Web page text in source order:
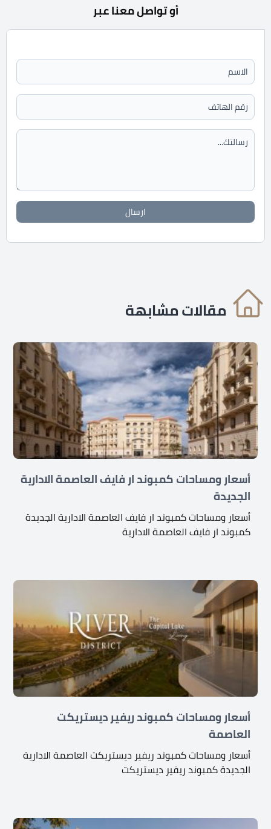
أو تواصل معنا عبر
ارسال
مقالات مشابهة
أسعار ومساحات كمبوند ار فايف العاصمة الادارية
الجديدة
أسعار ومساحات كمبوند ار فايف العاصمة الادارية الجديدة
كمبوند ار فايف العاصمة الادارية
أسعار ومساحات كمبوند ريفير ديستريكت
العاصمة
أسعار ومساحات كمبوند ريفير ديستريكت العاصمة الادارية
الجديدة كمبوند ريفير ديستريكت